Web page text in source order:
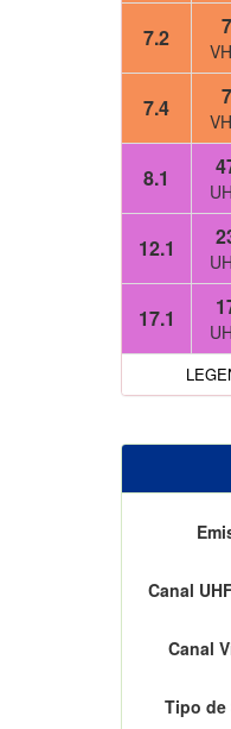
7.2 7
7.4 7
8.1
12.1
17.1
Canal
Canal
Tipo de